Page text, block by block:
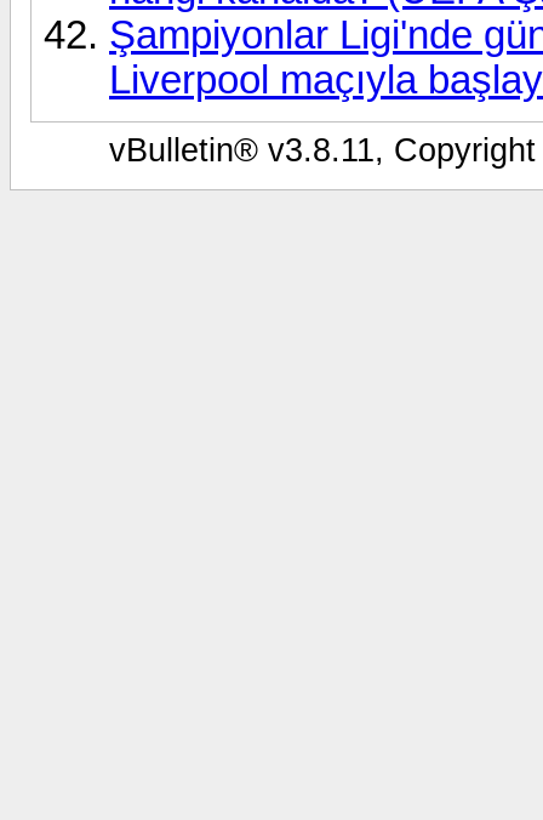
Şampiyonlar Ligi'nde
Liverpool maçıyla
vBulletin® v3.8.11,